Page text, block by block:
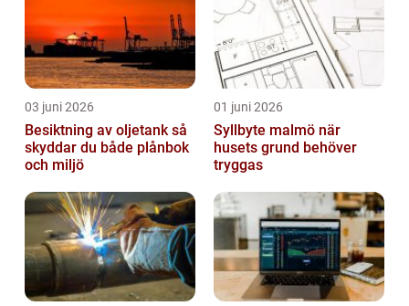
03 juni 2026
Besiktning av oljetank så
skyddar du både plånbok
och miljö
01 juni 2026
Syllbyte malmö när
husets grund behöver
tryggas